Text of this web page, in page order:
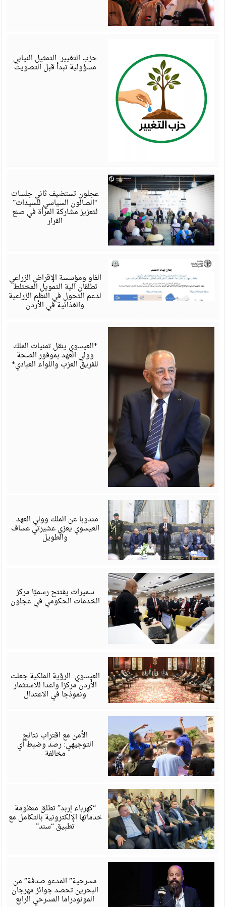
حزب التغيير: التمثيل النيابي
مسؤولية تبدأ قبل التصويت
عجلون تستضيف ثاني جلسات
“الصالون السياسي للسيدات”
لتعزيز مشاركة المرأة في صنع
القرار
الفاو ومؤسسة الإقراض الزراعي
تطلقان آلية التمويل المختلط
لدعم التحول في النظم الزراعية
والغذائية في الأردن
*العيسوي ينقل تمنيات الملك
وولي العهد بموفور الصحة
للفريق العزب واللواء العبادي*
مندوبا عن الملك وولي العهد..
العيسوي يعزي عشيرتي عساف
والطويل
سميرات يفتتح رسميًا مركز
الخدمات الحكومي في عجلون
العيسوي: الرؤية الملكية جعلت
الأردن مركزا واعدا للاستثمار
ونموذجا في الاعتدال
الأمن مع اقتراب نتائج
التوجيهي: رصد وضبط أي
مخالفة
“كهرباء إربد” تطلق منظومة
خدماتها الإلكترونية بالتكامل مع
تطبيق “سند”
مسرحية” المدعو صدفة” من
البحرين تحصد جوائز مهرجان
المونودراما المسرحي الرابع